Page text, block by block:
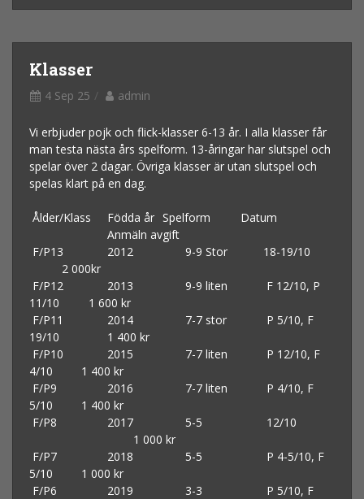
Klasser
4 Sep 25 admin
Vi erbjuder pojk och flick-klasser 6-13 år. I alla klasser får
man testa nästa års spelform. 13-åringar har slutspel och
spelar över 2 dagar. Övriga klasser är utan slutspel och
spelas klart på en dag.
Ålder/Klass Födda år Spelform
Datum
Anmäln avgift
F/P13
2012 9-9 Stor
18-19/10
2 000kr
F/P12
2013 9-9 liten
F 12/10, P
11/10 1 600 kr
F/P11
2014 7-7 stor
P 5/10, F
19/10
1 400 kr
F/P10
2015 7-7 liten
P 12/10, F
4/10
1 400 kr
F/P9
2016 7-7 liten
P 4/10, F
5/10
1 400 kr
F/P8
2017 5-5
12/10
1 000 kr
F/P7
2018 5-5
P 4-5/10, F
5/10
1 000 kr
F/P6
2019 3-3
P 5/10, F